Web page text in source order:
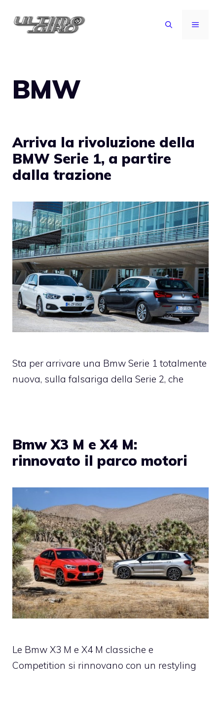
MENU
BMW
Arriva la rivoluzione della
BMW Serie 1, a partire
dalla trazione
Sta per arrivare una Bmw Serie 1 totalmente
nuova, sulla falsariga della Serie 2, che
Bmw X3 M e X4 M:
rinnovato il parco motori
Le Bmw X3 M e X4 M classiche e
Competition si rinnovano con un restyling